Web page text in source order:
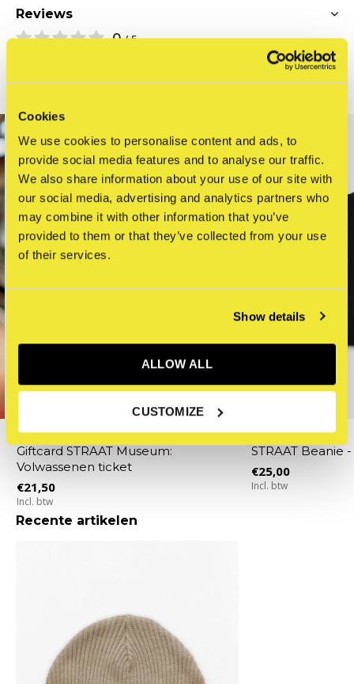
Cookies
We use cookies to personalise content and ads, to
provide social media features and to analyse our traffic.
We also share information about your use of our site with
our social media, advertising and analytics partners who
may combine it with other information that you’ve
provided to them or that they’ve collected from your use
of their services.
Show details
ALLOW ALL
CUSTOMIZE
Reviews
0/ 5
STRAAT Museum
Giftcard STRAAT Museum:
Volwassenen ticket
€21,50
Incl. btw
STRAAT Museum
STRAAT Beanie
€25,00
Incl. btw
Recente artikelen